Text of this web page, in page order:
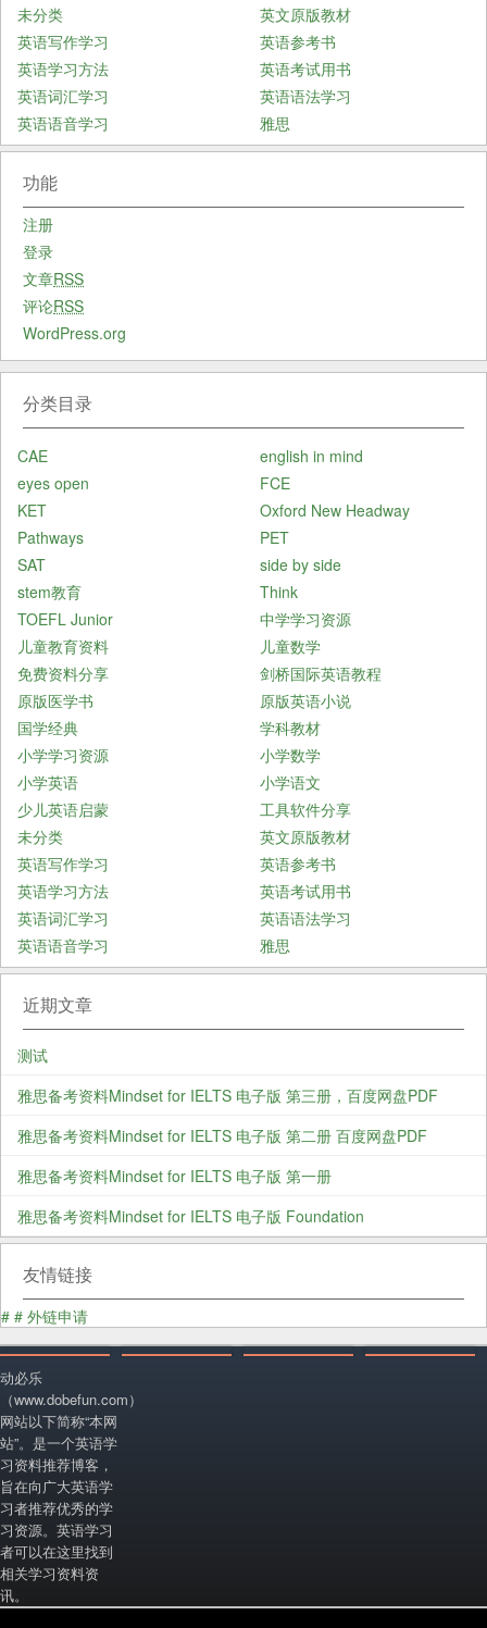
未分类
英文原版教材
英语写作学习
英语参考书
英语学习方法
英语考试用书
英语词汇学习
英语语法学习
英语语音学习
雅思
功能
注册
登录
文章RSS
评论RSS
WordPress.org
分类目录
CAE
english in mind
eyes open
FCE
KET
Oxford New Headway
Pathways
PET
SAT
side by side
stem教育
Think
TOEFL Junior
中学学习资源
儿童教育资料
儿童数学
免费资料分享
剑桥国际英语教程
原版医学书
原版英语小说
国学经典
学科教材
小学学习资源
小学数学
小学英语
小学语文
少儿英语启蒙
工具软件分享
未分类
英文原版教材
英语写作学习
英语参考书
英语学习方法
英语考试用书
英语词汇学习
英语语法学习
英语语音学习
雅思
近期文章
测试
雅思备考资料Mindset for IELTS 电子版 第三册，百度网盘PDF
雅思备考资料Mindset for IELTS 电子版 第二册 百度网盘PDF
雅思备考资料Mindset for IELTS 电子版 第一册
雅思备考资料Mindset for IELTS 电子版 Foundation
友情链接
# # 外链申请
动必乐
（www.dobefun.com）
网站以下简称“本网
站”。是一个英语学
习资料推荐博客，
旨在向广大英语学
习者推荐优秀的学
习资源。英语学习
者可以在这里找到
相关学习资料资
讯。